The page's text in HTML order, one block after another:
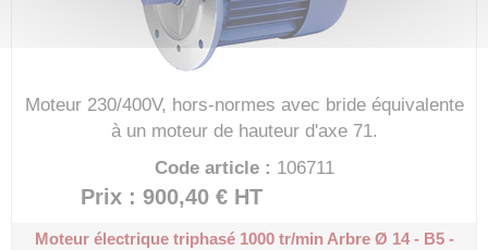
Moteur 230/400V, hors-normes avec bride équivalente
à un moteur de hauteur d'axe 71.
Code article : 106711
Prix : 900,40 € HT
Moteur électrique triphasé 1000 tr/minArbre Ø 14 - B5 -